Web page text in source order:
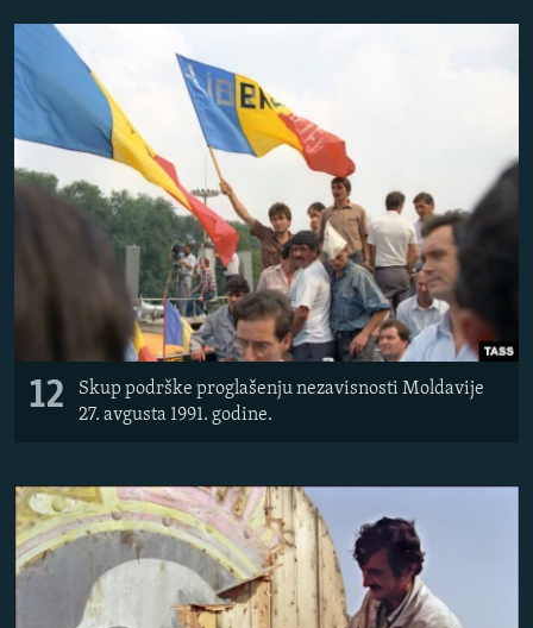
12
Skup podrške proglašenju nezavisnosti Moldavije
27. avgusta 1991. godine.